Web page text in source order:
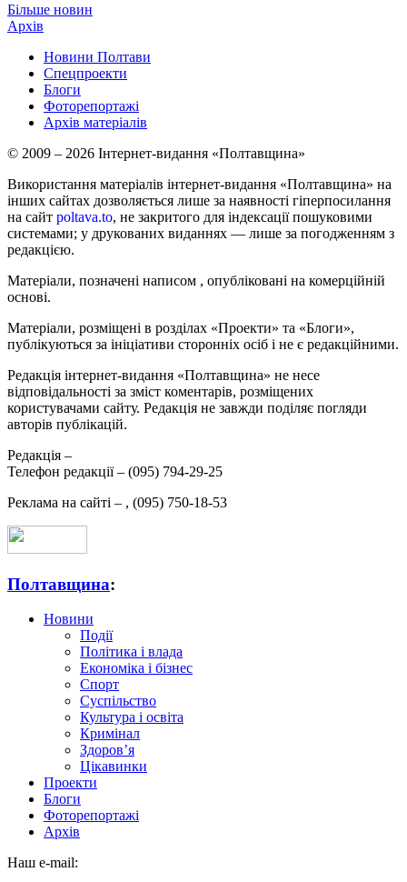
Більше новин
Архів
Новини Полтави
Спецпроекти
Блоги
Фоторепортажі
Архів матеріалів
© 2009 – 2026 Інтернет-видання «Полтавщина»
Використання матеріалів інтернет-видання «Полтавщина» на
інших сайтах дозволяється лише за наявності гіперпосилання
на сайт poltava.to, не закритого для індексації пошуковими
системами; у друкованих виданнях — лише за погодженням з
редакцією.
Матеріали, позначені написом , опубліковані на комерційній
основі.
Матеріали, розміщені в розділах «Проекти» та «Блоги»,
публікуються за ініціативи сторонніх осіб і не є редакційними.
Редакція інтернет-видання «Полтавщина» не несе
відповідальності за зміст коментарів, розміщених
користувачами сайту. Редакція не завжди поділяє погляди
авторів публікацій.
Редакція –
Телефон редакції – (095) 794-29-25
Реклама на сайті – , (095) 750-18-53
Полтавщина:
Новини
Події
Політика і влада
Економіка і бізнес
Спорт
Суспільство
Культура і освіта
Кримінал
Здоров’я
Цікавинки
Проекти
Блоги
Фоторепортажі
Архів
Наш e-mail: